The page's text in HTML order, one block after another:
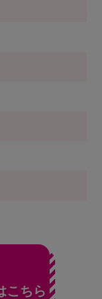
こちら